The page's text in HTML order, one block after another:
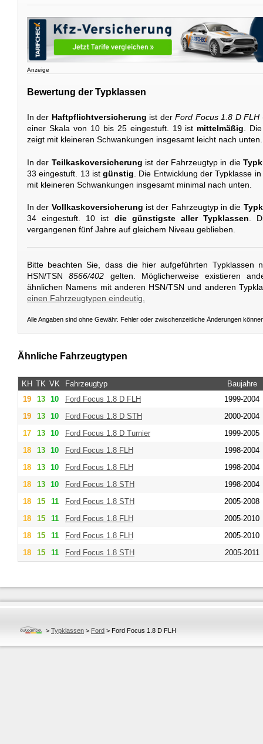
Anzeige
Bewertung der Typklassen
In der Haftpflichtversicherung ist derFord Focus 1.8 D FLH
einer Skala von 10 bis 25 eingestuft. 19 ist mittelmäßig .
zeigt mit kleineren Schwankungen insgesamt leicht nach unten.
In der Teilkaskoversicherung ist der Fahrzeugtyp in die
33 eingestuft. 13 istgünstig . Die Entwicklung der Typklasse
mit kleineren Schwankungen insgesamt minimal nach unten.
In der Vollkaskoversicherung ist der Fahrzeugtyp in die
34 eingestuft. 10 ist die günstigste aller Typklassen.
vergangenen fünf Jahre auf gleichem Niveau geblieben.
Bitte beachten Sie, dass die hier aufgeführten Typklassen
HSN/TSN8566/402 gelten. Möglicherweise existieren
ähnlichen Namens mit anderen HSN/TSN und anderen
einen Fahrzeugtypen eindeutig.
Alle Angaben sind ohne Gewähr. Fehler oder zwischenzeitliche Änderungen
Ähnliche Fahrzeugtypen
KH TK VK Fahrzeugtyp
Baujahre
19
13 10 Ford Focus 1.8 D FLH
1999-2004
19
13 10 Ford Focus 1.8 D STH
2000-2004
17
13 10 Ford Focus 1.8 D Turnier
1999-2005
18
13 10 Ford Focus 1.8 FLH
1998-2004
18
13 10 Ford Focus 1.8 FLH
1998-2004
18
13 10 Ford Focus 1.8 STH
1998-2004
18
15 11 Ford Focus 1.8 STH
2005-2008
18
15 11 Ford Focus 1.8 FLH
2005-2010
18
15 11 Ford Focus 1.8 FLH
2005-2010
18
15 11 Ford Focus 1.8 STH 2005-2011
> Typklassen > Ford > Ford Focus 1.8 D FLH